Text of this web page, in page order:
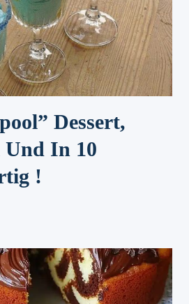
Dessert,
In 10
!